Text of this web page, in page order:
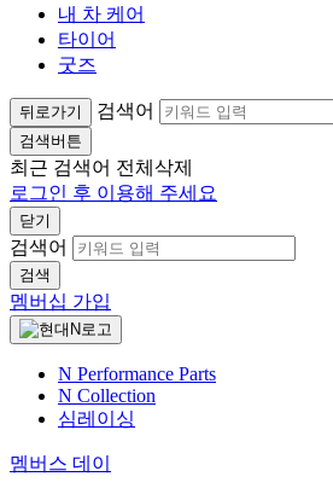
내 차 케어
타이어
굿즈
뒤로가기 검색어
검색버튼
최근 검색어 전체삭제
로그인 후 이용해 주세요
닫기
검색어
검색
멤버십 가입
N Performance Parts
N Collection
심레이싱
멤버스 데이